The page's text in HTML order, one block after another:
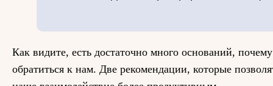
Как видите, есть достаточно много оснований,
обратиться к нам. Две рекомендации, которые